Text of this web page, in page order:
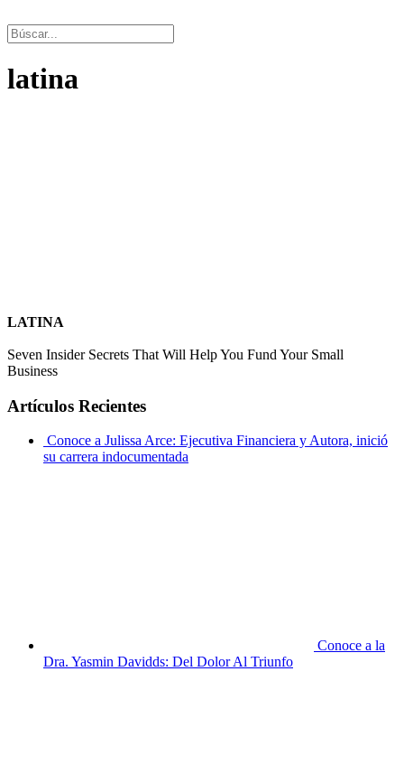
latina
LATINA
Seven Insider Secrets That Will Help You Fund Your Small
Business
Artículos Recientes
Conoce a Julissa Arce: Ejecutiva Financiera y Autora, inició
su carrera indocumentada
Conoce a la
Dra. Yasmin Davidds: Del Dolor Al Triunfo